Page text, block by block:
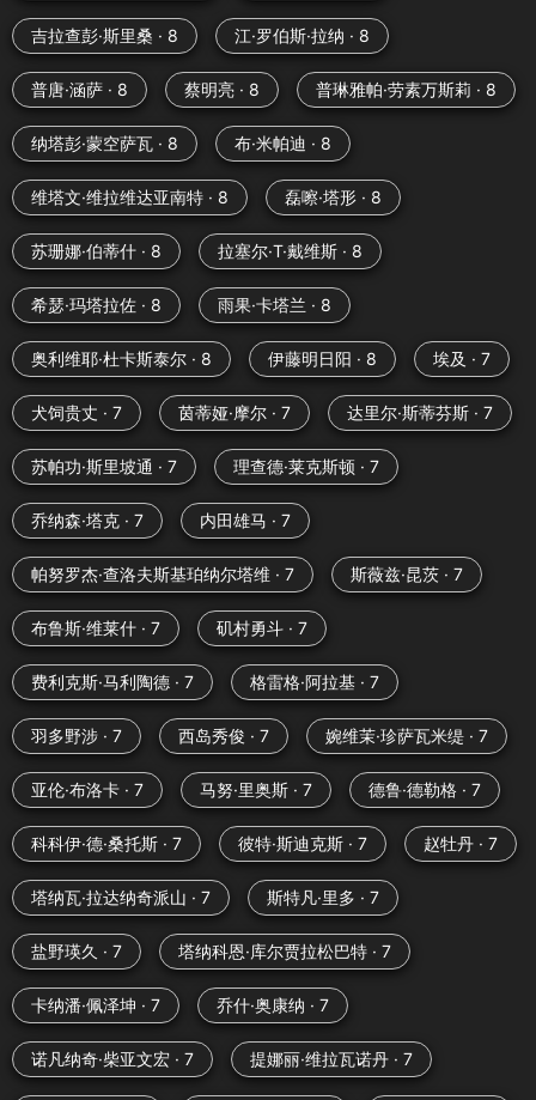
吉拉查彭·斯里桑 · 8 江·罗伯斯·拉纳 · 8
普唐·涵萨 · 8 蔡明亮 · 8 普琳雅帕·劳素万斯莉 · 8
纳塔彭·蒙空萨瓦 · 8 布·米帕迪 · 8
维塔文·维拉维达亚南特 · 8 磊嚓·塔形 · 8
苏珊娜·伯蒂什 · 8 拉塞尔·T·戴维斯 · 8
希瑟·玛塔拉佐 · 8 雨果·卡塔兰 · 8
奥利维耶·杜卡斯泰尔 · 8 伊藤明日阳 · 8 埃及 · 7
犬饲贵丈 · 7 茵蒂娅·摩尔 · 7 达里尔·斯蒂芬斯 · 7
苏帕功·斯里坡通 · 7 理查德·莱克斯顿 · 7
乔纳森·塔克 · 7 内田雄马 · 7
帕努罗杰·查洛夫斯基珀纳尔塔维 · 7 斯薇兹·昆茨 · 7
布鲁斯·维莱什 · 7 矶村勇斗 · 7
费利克斯·马利陶德 · 7 格雷格·阿拉基 · 7
羽多野涉 · 7 西岛秀俊 · 7 婉维茉·珍萨瓦米缇 · 7
亚伦·布洛卡 · 7 马努·里奥斯 · 7 德鲁·德勒格 · 7
科科伊·德·桑托斯 · 7 彼特·斯迪克斯 · 7 赵牡丹 · 7
塔纳瓦·拉达纳奇派山 · 7 斯特凡·里多 · 7
盐野瑛久 · 7 塔纳科恩·库尔贾拉松巴特 · 7
卡纳潘·佩泽坤 · 7 乔什·奥康纳 · 7
诺凡纳奇·柴亚文宏 · 7 提娜丽·维拉瓦诺丹 · 7